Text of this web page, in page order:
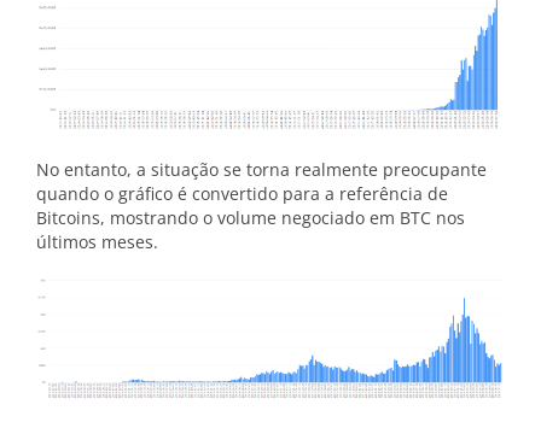
No entanto, a situação se torna realmente preocupante
quando o gráfico é convertido para a referência de
Bitcoins, mostrando o volume negociado em BTC nos
últimos meses.